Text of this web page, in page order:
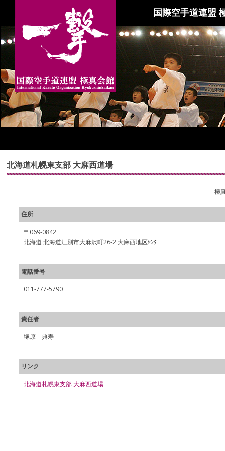
国際空手道連盟
北海道札幌東支部 大麻西道場
極
住所
〒069-0842
北海道 北海道江別市大麻沢町26-2 大麻西地区ｾﾝﾀｰ
電話番号
011-777-5790
責任者
塚原 典寿
リンク
北海道札幌東支部 大麻西道場